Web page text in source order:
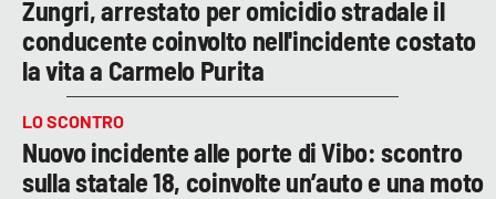
Zungri, arrestato per omicidio stradale il
conducente coinvolto nell'incidente costato
la vita a Carmelo Purita
LO SCONTRO
Nuovo incidente alle porte di Vibo: scontro
sulla statale 18, coinvolte un’auto e una moto